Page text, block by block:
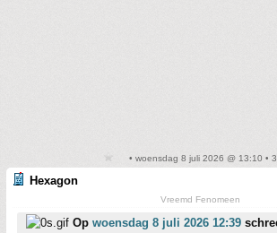
• woensdag 8 juli 2026 @ 13:10 •
Hexagon
Vreemd Fenomeen
Op woensdag 8 juli 2026 12:39